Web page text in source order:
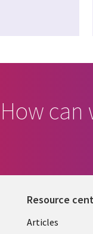
How can
Resource
Library
Articles